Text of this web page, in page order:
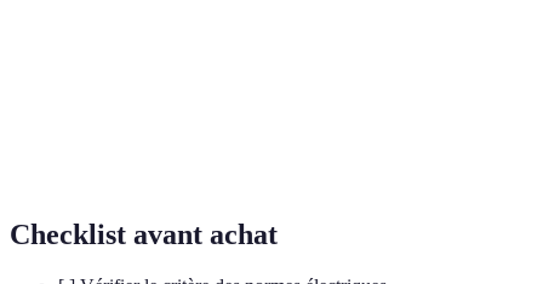
Checklist avant achat